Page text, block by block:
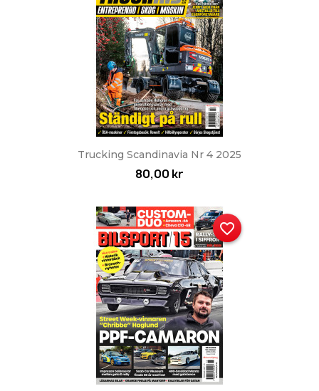
Trucking Scandinavia Nr 4 2025
80,00 kr
favorite_border